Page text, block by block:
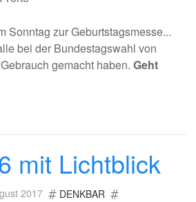
Sonntag zur Geburtstagsmesse...
bei der Bundestagswahl von
gemacht haben. Geht
mit Lichtblick
2017
DENKBAR